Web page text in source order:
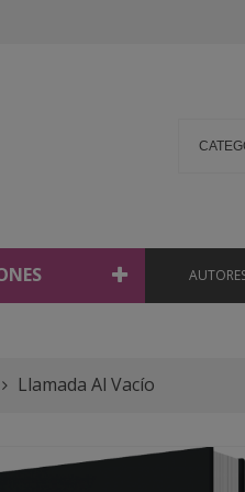
Llamada Al Vacío